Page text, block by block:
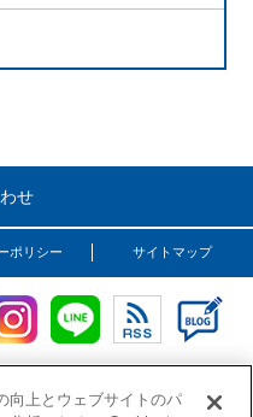
せ
ポリシー サイトマップ
All rights reserved.
向上とウェブサイトのパ